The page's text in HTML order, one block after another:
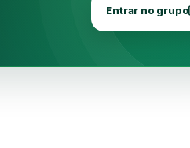
Entrar no grupo